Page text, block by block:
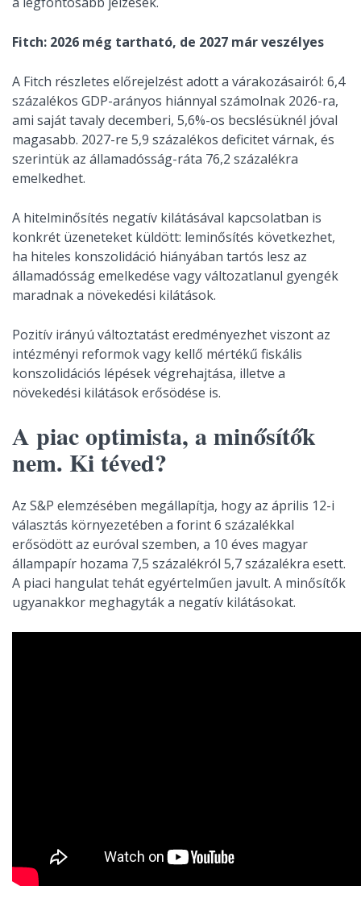
Fitch: 2026 még tartható, de 2027 már veszélyes
A Fitch részletes előrejelzést adott a várakozásairól: 6,4
százalékos GDP-arányos hiánnyal számolnak 2026-ra,
ami saját tavaly decemberi, 5,6%-os becslésüknél jóval
magasabb. 2027-re 5,9 százalékos deficitet várnak, és
szerintük az államadósság-ráta 76,2 százalékra
emelkedhet.
A hitelminősítés negatív kilátásával kapcsolatban is
konkrét üzeneteket küldött: leminősítés következhet,
ha hiteles konszolidáció hiányában tartós lesz az
államadósság emelkedése vagy változatlanul gyengék
maradnak a növekedési kilátások.
Pozitív irányú változtatást eredményezhet viszont az
intézményi reformok vagy kellő mértékű fiskális
konszolidációs lépések végrehajtása, illetve a
növekedési kilátások erősödése is.
A piac optimista, a minősítők
nem. Ki téved?
Az S&P elemzésében megállapítja, hogy az április 12-i
választás környezetében a forint 6 százalékkal
erősödött az euróval szemben, a 10 éves magyar
állampapír hozama 7,5 százalékról 5,7 százalékra esett.
A piaci hangulat tehát egyértelműen javult. A minősítők
ugyanakkor meghagyták a negatív kilátásokat.